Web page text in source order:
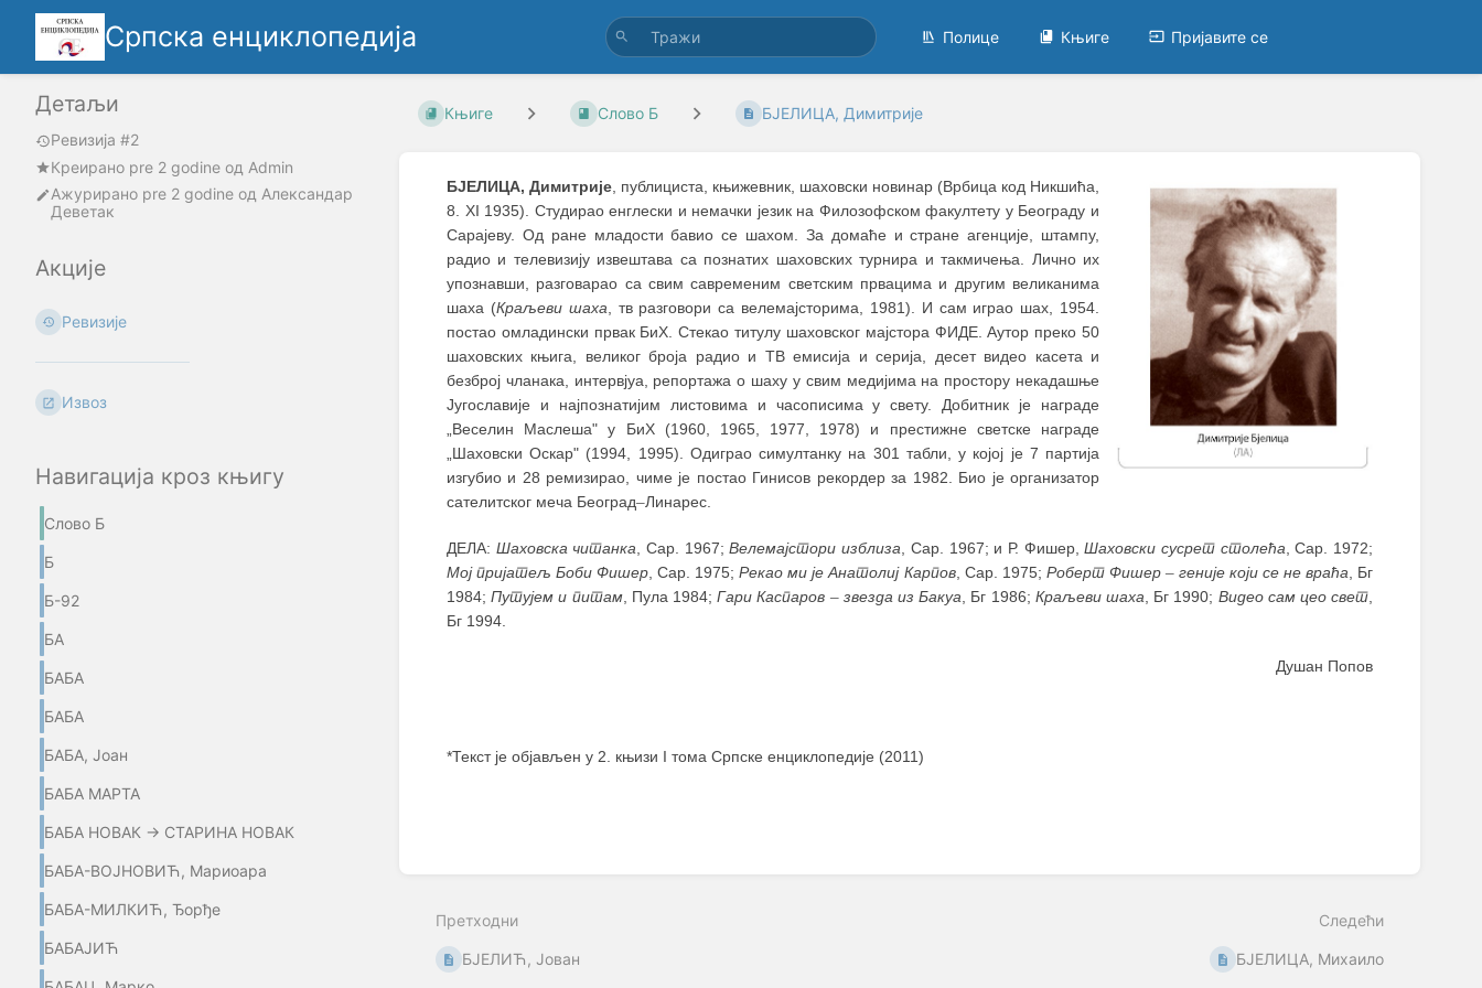
Српска енциклопедија Полице Књиге Пријавите се
Детаљи
Ревизија #2
Креирано pre 2 godine oд Admin
Ажурирано pre 2 godine од Александар
Деветак
Акције
Ревизије
Извоз
Навигација кроз књигу
Слово Б
Б
Б-92
БА
БАБА
БАБА
БАБА, Јоан
БАБА МАРТА
БАБА НОВАК → СТАРИНА НОВАК
БАБА-ВОЈНОВИЋ, Мариоара
БАБА-МИЛКИЋ, Ђорђе
БАБАЈИЋ
Књиге Слово Б БЈЕЛИЦА, Димитрије
БЈЕЛИЦА, Димитрије, публициста, књижевник, шаховски новинар (Врбица код Никшића,
8. XI 1935). Студирао енглески и немачки језик на Филозофском факултету у Београду и
Сарајеву. Од ране младости бавио се шахом. За домаће и стране агенције, штампу,
радио и телевизију извештава са познатих шаховских турнира и такмичења. Лично их
упознавши, разговарао са свим савременим светским првацима и другим великанима
шаха (Краљеви шаха, тв разговори са велемајсторима, 1981). И сам играо шах, 1954.
постао омладински првак БиХ. Стекао титулу шаховског мајстора ФИДЕ. Аутор преко 50
шаховских књига, великог броја радио и ТВ емисија и серија, десет видео касета и
безброј чланака, интервјуа, репортажа о шаху у свим медијима на простору некадашње
Југославије и најпознатијим листовима и часописима у свету. Добитник је награде
„Веселин Маслеша" у БиХ (1960, 1965, 1977, 1978) и престижне светске награде
„Шаховски Оскар" (1994, 1995). Одиграо симултанку на 301 табли, у којој је 7 партија
изгубио и 28 ремизирао, чиме је постао Гинисов рекордер за 1982. Био је организатор
сателитског меча Београд–Линарес.
ДЕЛА: Шаховска читанка , Сар. 1967;Велемајстори изблиза , Сар. 1967; и Р. Фишер,Шаховски сусрет столећа , Сар. 1972;
Мој пријатељ Боби Фишер , Сар. 1975;Рекао ми је Анатолиј Карпов, Сар. 1975; Роберт Фишер –геније који се не враћа , Бг
1984;Путујем и питам, Пула 1984;Гари Каспаров –звезда из Бакуа , Бг 1986; Краљеви шаха , Бг 1990; Видео сам цео свет
Бг 1994.
Душан Попов
*Текст је објављен у 2. књизи I тома Српске енциклопедије (2011)
Претходни
БЈЕЛИЋ, Јован
Следећи
БЈЕЛИЦА, Михаило